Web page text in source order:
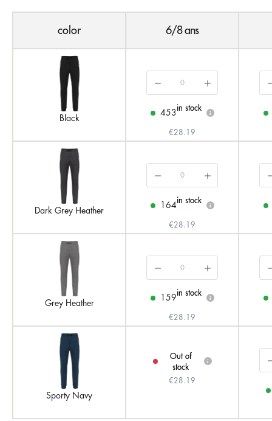
color 6/8 ans
Black
453
in stock
i
€28.19
Dark Grey Heather
164
in stock
i
€28.19
Grey Heather
159
in stock
i
€28.19
Sporty Navy
Out of
stock
i
€28.19